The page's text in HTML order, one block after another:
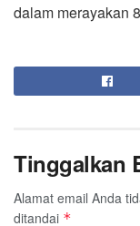
dalam merayakan
Tinggalkan
Alamat email Anda
ditandai *